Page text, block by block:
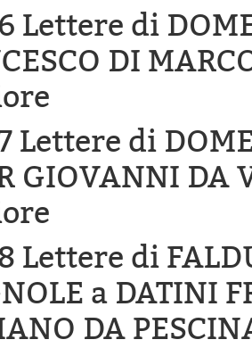
Lettere di
DI
Lettere di
GIOVANNI DA
Lettere di
a DATINI
DA